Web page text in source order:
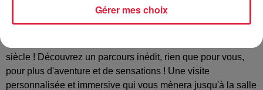
souterraine dans la mine d'argent Saint-Louis Eisenthür !
siècle ! Découvrez un parcours inédit, rien que pour vous,
pour plus d'aventure et de sensations ! Une visite
personnalisée et immersive qui vous mènera jusqu'à la salle
Gérer mes choix